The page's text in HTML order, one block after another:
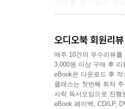
없으므로 가장 인간
고대 신화 ‘쿠라 이
인간과 기술의 바람
가장 최신의 한국인
이 책은 인간다운
운영하는 전병근 선
오디오북 회원리뷰
매주 10건의 우수리뷰
3,000원 이상 구매 후 리
eBook은 다운로드 후
클래스는 첫번째 회차
사락 독서모임으로 진행
eBook 페이백, CD/LP,